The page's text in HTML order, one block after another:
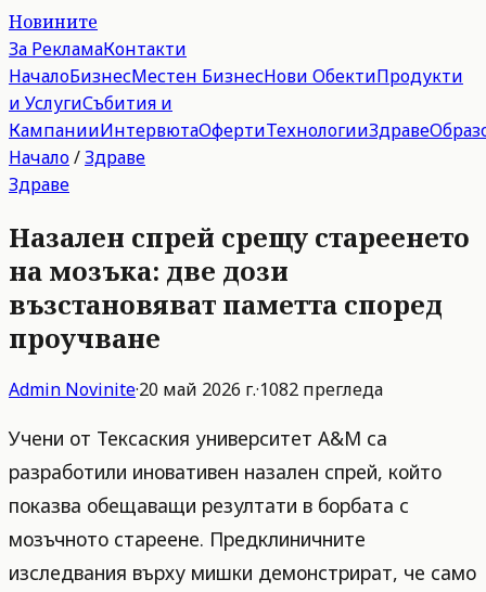
Новините
За РекламаКонтакти
НачалоБизнесМестен БизнесНови ОбектиПродукти
и УслугиСъбития и
КампанииИнтервютаОфертиТехнологииЗдраве
Начало/Здраве
Здраве
Назален спрей срещу стареенето
на мозъка: две дози
възстановяват паметта според
проучване
Admin Novinite·20 май 2026 г.·1082 прегледа
Учени от Тексаския университет A&M са
разработили иновативен назален спрей, който
показва обещаващи резултати в борбата с
мозъчното стареене. Предклиничните
изследвания върху мишки демонстрират, че само